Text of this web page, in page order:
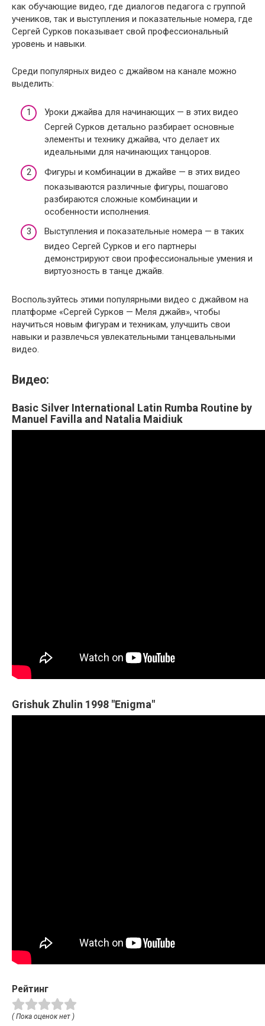
как обучающие видео, где диалогов педагога с группой
учеников, так и выступления и показательные номера, где
Сергей Сурков показывает свой профессиональный
уровень и навыки.
Среди популярных видео с джайвом на канале можно
выделить:
Уроки джайва для начинающих — в этих видео
Сергей Сурков детально разбирает основные
элементы и технику джайва, что делает их
идеальными для начинающих танцоров.
Фигуры и комбинации в джайве — в этих видео
показываются различные фигуры, пошагово
разбираются сложные комбинации и
особенности исполнения.
Выступления и показательные номера — в таких
видео Сергей Сурков и его партнеры
демонстрируют свои профессиональные умения и
виртуозность в танце джайв.
Воспользуйтесь этими популярными видео с джайвом на
платформе «Сергей Сурков — Меля джайв», чтобы
научиться новым фигурам и техникам, улучшить свои
навыки и развлечься увлекательными танцевальными
видео.
Видео:
Basic Silver International Latin Rumba Routine by
Manuel Favilla and Natalia Maidiuk
Grishuk Zhulin 1998 "Enigma"
Рейтинг
( Пока оценок нет )